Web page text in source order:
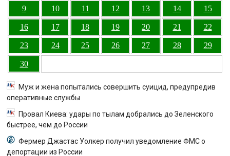
9 10 11 12 13 14 15
16 17 18 19 20 21 22
23 24 25 26 27 28 29
30
Муж и жена попытались совершить суицид, предупредив
оперативные службы
Провал Киева: удары по тылам добрались до Зеленского
быстрее, чем до России
Фермер Джастас Уолкер получил уведомление ФМС о
депортации из России